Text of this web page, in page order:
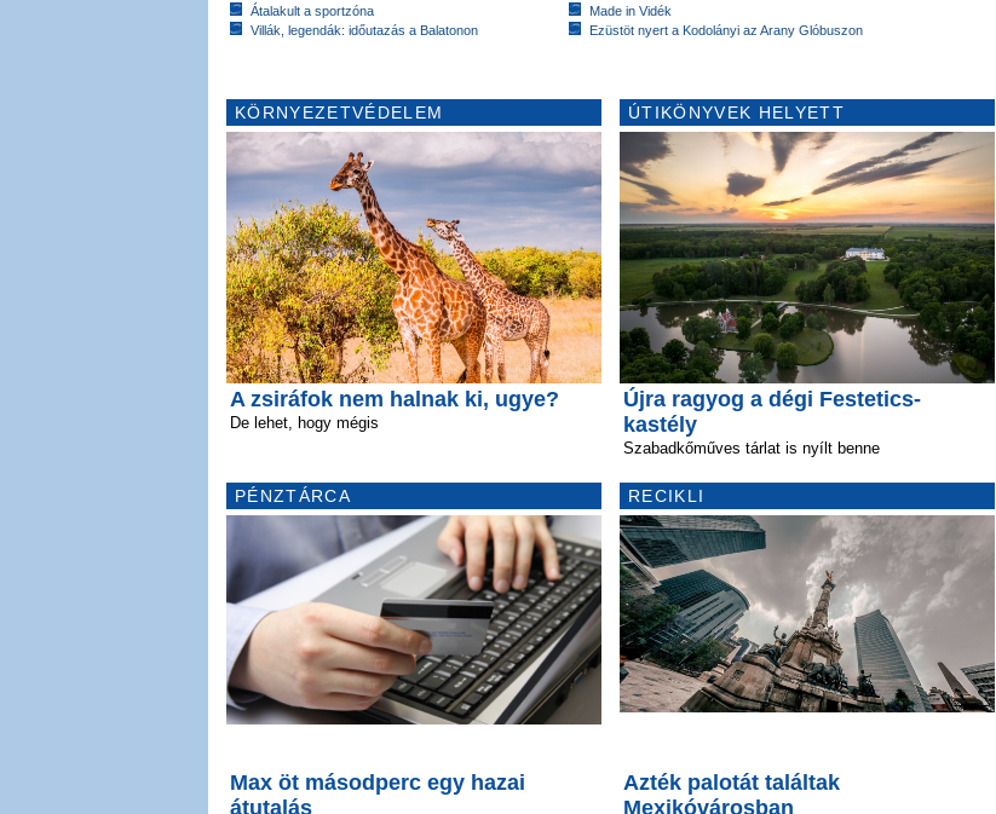
Átalakult a sportzóna
Villák, legendák: időutazás a Balatonon
Made in Vidék
Ezüstöt nyert a Kodolányi az Arany Glóbuszon
KÖRNYEZETVÉDELEM
A zsiráfok nem halnak ki, ugye?
De lehet, hogy mégis
PÉNZTÁRCA
Max öt másodperc egy hazai
átutalás
ÚTIKÖNYVEK HELYETT
Újra ragyog a dégi Festetics-
kastély
Szabadkőműves tárlat is nyílt benne
RECIKLI
Azték palotát találtak
Mexikóvárosban